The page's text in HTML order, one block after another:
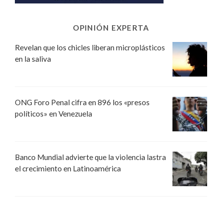
OPINIÓN EXPERTA
Revelan que los chicles liberan microplásticos
en la saliva
ONG Foro Penal cifra en 896 los «presos
políticos» en Venezuela
Banco Mundial advierte que la violencia lastra
el crecimiento en Latinoamérica